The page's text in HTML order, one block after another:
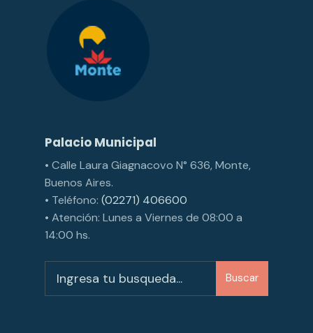
Palacio Municipal
• Calle Laura Giagnacovo N° 636, Monte,
Buenos Aires.
• Teléfono: (02271) 406600
• Atención: Lunes a Viernes de 08:00 a
14:00 hs.
Buscar